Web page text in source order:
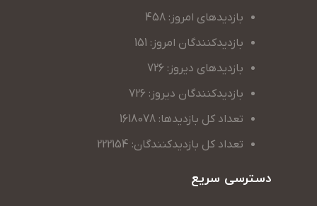
بازدیدهای امروز: 458
بازدیدکنندگان امروز: 151
بازدیدهای دیروز: 726
بازدیدکنندگان دیروز: 726
تعداد کل بازدیدها: 1618078
تعداد کل بازدیدکنندگان: 222154
دسترسی سریع